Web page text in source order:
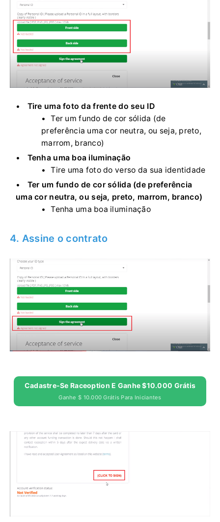
Tire uma foto da frente do seu ID
Ter um fundo de cor sólida (de
preferência uma cor neutra, ou seja, preto,
marrom, branco)
Tenha uma boa iluminação
Tire uma foto do verso da sua identidade
Ter um fundo de cor sólida (de preferência
uma cor neutra, ou seja, preto, marrom, branco)
Tenha uma boa iluminação
4. Assine o contrato
Cadastre-Se Raceoption E Ganhe $10.000 Grátis
Ganhe $ 10.000 Grátis Para Iniciantes